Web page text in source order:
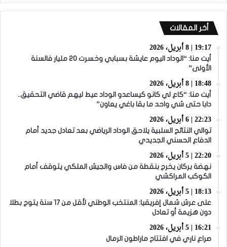
أخر المقالات
19:17 | 8 أبريل، 2026
أيت منا: “الوداد اليوم عايشة بسبابي وخسرت 20 مليار فالسنة
الأولى”
18:48 | 8 أبريل، 2026
أيت منا: “كاع لي كانو كيساعدو الوداد عيط ليهم قاضي التحقيق..
دابا حتى شي واحد ما بقا باغي يعاون”
22:23 | 6 أبريل، 2026
توالي النتائج السلبية يلاحق الوداد الرياضي بعد تعادل جديد أمام
الدفاع الحسني الجديدي
22:20 | 5 أبريل، 2026
نهضة بركان يخرج بنقطة من فاس والجيش الملكي يتوقف أمام
الكوكب المراكشي
18:13 | 5 أبريل، 2026
على عرش شمال إفريقيا: المنتخب الوطني لأقل من 17 سنة يتوج بطلا
دون هزيمة أو تعادل
16:21 | 5 أبريل، 2026
صراع ناري في افتتاح ماراطون الرمال